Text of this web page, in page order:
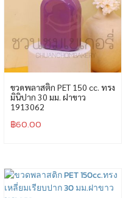
ขวดพลาสติก PET 150 cc. ทรง
มินิปาก 30 มม. ฝาขาว
1913062
฿60.00